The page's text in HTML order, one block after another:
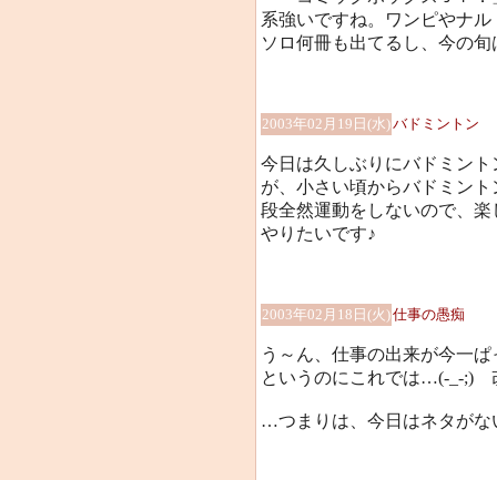
系強いですね。ワンピやナ
ソロ何冊も出てるし、今の
2003年02月19日(水)バドミントン
今日は久しぶりにバドミン
が、小さい頃からバドミン
段全然運動をしないので、
やりたいです♪
2003年02月18日(火)仕事の愚痴
う～ん、仕事の出来が今一
というのにこれでは…(-_-;)
…つまりは、今日はネタがな